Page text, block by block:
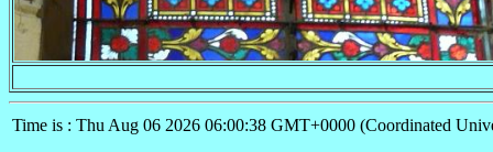
Time is : Thu Aug 06 2026 06:00:38 GMT+0000 (Coordinated